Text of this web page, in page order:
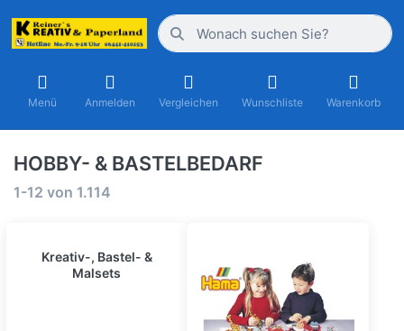
Menü Anmelden Vergleichen Wunschliste Warenkorb
HOBBY- & BASTELBEDARF
1-12 von 1.114
Kreativ-, Bastel- &
Malsets